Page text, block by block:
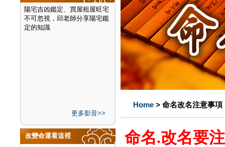
陽宅吉凶鑑定、買屋租屋旺宅
不可忽視，邱老師分享陽宅鑑
定的知識
更多影音>>
改變命運看這裡
Home > 命名改名注意事項
命名.改名要